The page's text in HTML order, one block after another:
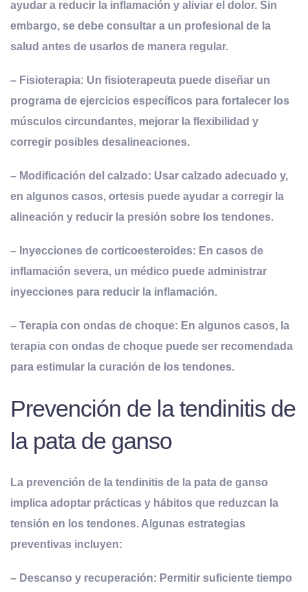
ayudar a reducir la inflamación y aliviar el dolor. Sin
embargo, se debe consultar a un profesional de la
salud antes de usarlos de manera regular.
– Fisioterapia: Un fisioterapeuta puede diseñar un
programa de ejercicios específicos para fortalecer los
músculos circundantes, mejorar la flexibilidad y
corregir posibles desalineaciones.
– Modificación del calzado: Usar calzado adecuado y,
en algunos casos, ortesis puede ayudar a corregir la
alineación y reducir la presión sobre los tendones.
– Inyecciones de corticoesteroides: En casos de
inflamación severa, un médico puede administrar
inyecciones para reducir la inflamación.
– Terapia con ondas de choque: En algunos casos, la
terapia con ondas de choque puede ser recomendada
para estimular la curación de los tendones.
Prevención de la tendinitis de
la pata de ganso
La prevención de la tendinitis de la pata de ganso
implica adoptar prácticas y hábitos que reduzcan la
tensión en los tendones. Algunas estrategias
preventivas incluyen:
– Descanso y recuperación: Permitir suficiente tiempo